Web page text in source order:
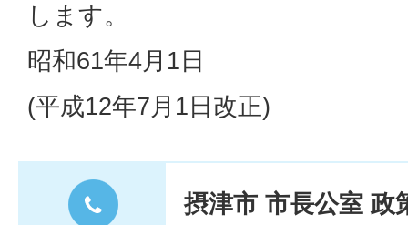
します。
昭和61年4月1日
(平成12年7月1日改正)
摂津市 市長公室 政